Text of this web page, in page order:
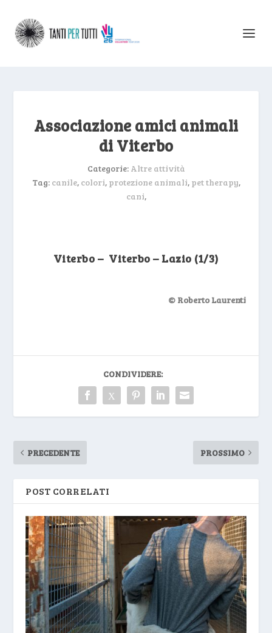
Associazione amici animali
di Viterbo
Categorie: Altre attività
Tag: canile, colori, protezione animali, pet therapy,
cani,
Viterbo – Viterbo – Lazio (1/3)
© Roberto Laurenti
CONDIVIDERE:
PRECEDENTE PROSSIMO
POST CORRELATI